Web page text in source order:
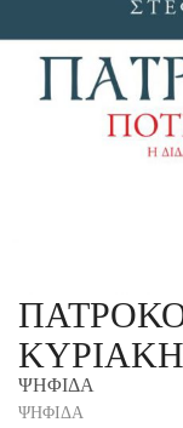
ΨΗΦΙΔΑ
ΨΗΦΙΔΑ